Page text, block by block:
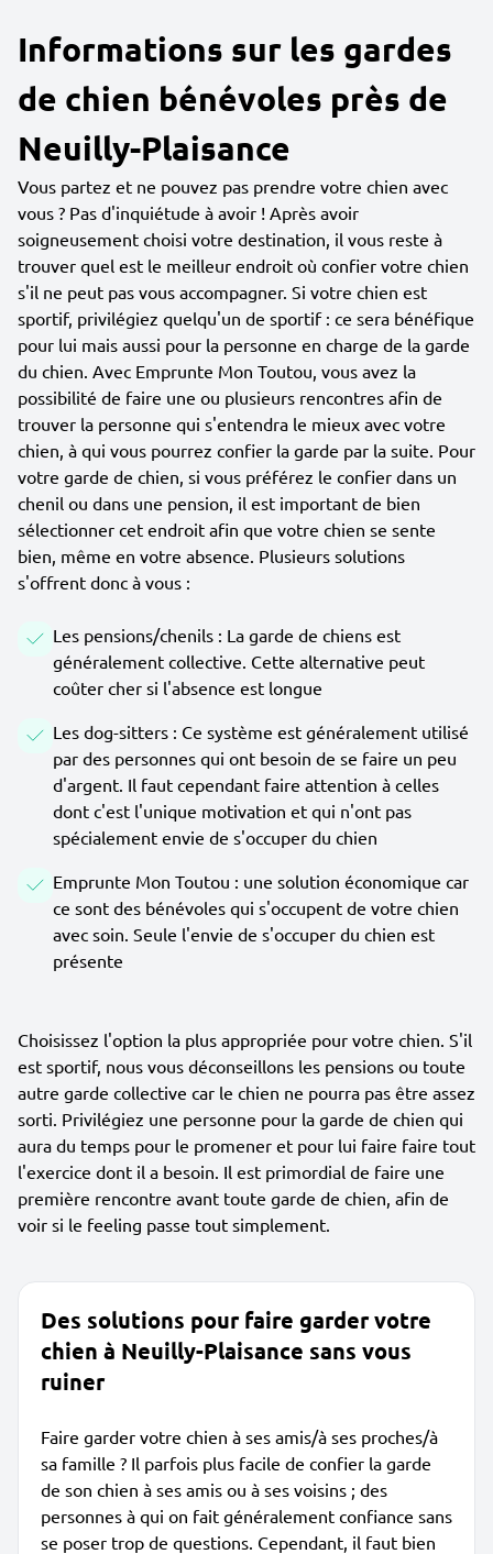
Informations sur les gardes
de chien bénévoles près de
Neuilly-Plaisance
Vous partez et ne pouvez pas prendre votre chien avec
vous ? Pas d'inquiétude à avoir ! Après avoir
soigneusement choisi votre destination, il vous reste à
trouver quel est le meilleur endroit où confier votre chien
s'il ne peut pas vous accompagner. Si votre chien est
sportif, privilégiez quelqu'un de sportif : ce sera bénéfique
pour lui mais aussi pour la personne en charge de la garde
du chien. Avec Emprunte Mon Toutou, vous avez la
possibilité de faire une ou plusieurs rencontres afin de
trouver la personne qui s'entendra le mieux avec votre
chien, à qui vous pourrez confier la garde par la suite. Pour
votre garde de chien, si vous préférez le confier dans un
chenil ou dans une pension, il est important de bien
sélectionner cet endroit afin que votre chien se sente
bien, même en votre absence. Plusieurs solutions
s'offrent donc à vous :
Les pensions/chenils : La garde de chiens est
généralement collective. Cette alternative peut
coûter cher si l'absence est longue
Les dog-sitters : Ce système est généralement utilisé
par des personnes qui ont besoin de se faire un peu
d'argent. Il faut cependant faire attention à celles
dont c'est l'unique motivation et qui n'ont pas
spécialement envie de s'occuper du chien
Emprunte Mon Toutou : une solution économique car
ce sont des bénévoles qui s'occupent de votre chien
avec soin. Seule l'envie de s'occuper du chien est
présente
Choisissez l'option la plus appropriée pour votre chien. S'il
est sportif, nous vous déconseillons les pensions ou toute
autre garde collective car le chien ne pourra pas être assez
sorti. Privilégiez une personne pour la garde de chien qui
aura du temps pour le promener et pour lui faire faire tout
l'exercice dont il a besoin. Il est primordial de faire une
première rencontre avant toute garde de chien, afin de
voir si le feeling passe tout simplement.
Des solutions pour faire garder votre
chien à Neuilly-Plaisance sans vous
ruiner
Faire garder votre chien à ses amis/à ses proches/à
sa famille ? Il parfois plus facile de confier la garde
de son chien à ses amis ou à ses voisins ; des
personnes à qui on fait généralement confiance sans
se poser trop de questions. Cependant, il faut bien